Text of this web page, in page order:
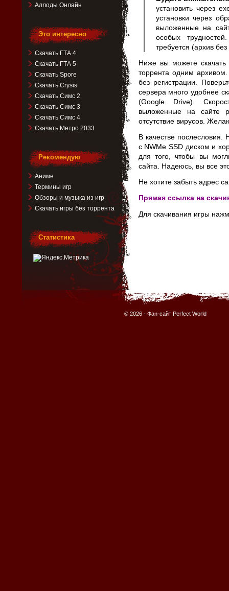
установить через
установки через
выложенные на
особых
требуется (архив
Ниже вы можете
торрента одним
без регистрации.
сервера много удобнее
(Google Drive).
выложенные на сайте
отсутствие вирусов.
В качестве
с NWMe SSD диском и
для того, чтобы вы
сайта. Надеюсь, вы все
Не хотите забыть адрес
Прямая ссылка на
Для скачивания игры
Аллоды Онлайн
Это интересно
Скачать ГТА 4
Скачать ГТА 5
Скачать Spore
Скачать Crysis
Скачать Симс 2
Скачать Симс 3
Скачать Симс 4
Скачать Метро 2033
Рекомендую
Аниме
Термины игр
Обзоры и музыка из игр
Скачать игры без торрента
Статистика
© 2026 - Фан-сайт Perfect World